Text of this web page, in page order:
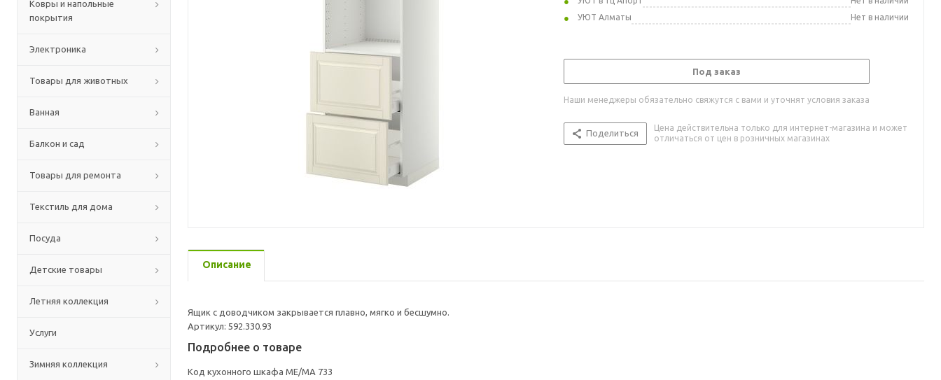
Ковры и напольные
покрытия
Электроника
Товары для животных
Ванная
Балкон и сад
Товары для ремонта
Текстиль для дома
Посуда
Детские товары
Летняя коллекция
Услуги
Зимняя коллекция
УЮТ Алматы
Нет в наличии
Под заказ
Наши менеджеры обязательно свяжутся с вами и уточнят условия заказа
Поделиться
Цена действительна только для интернет-магазина и может
отличаться от цен в розничных магазинах
Описание
Ящик с доводчиком закрывается плавно, мягко и бесшумно.
Артикул: 592.330.93
Подробнее о товаре
Код кухонного шкафа ME/MA 733